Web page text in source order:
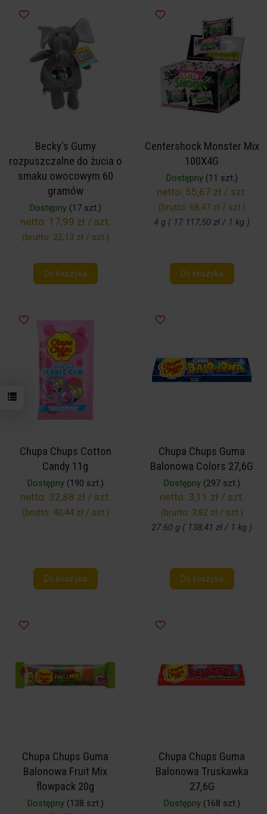
Becky's Gumy
rozpuszczalne do żucia o
smaku owocowym 60
gramów
Dostępny(17 szt.)
netto: 17,99 zł / szt.
(brutto: 22,13 zł / szt.)
Do koszyka
Centershock Monster Mix
100X4G
Dostępny(11 szt.)
netto: 55,67 zł / szt.
(brutto: 68,47 zł / szt.)
4 g ( 17 117,50 zł / 1 kg )
Do koszyka
Chupa Chups Cotton
Candy 11g
Dostępny(190 szt.)
netto: 32,88 zł / szt.
(brutto: 40,44 zł / szt.)
Do koszyka
Chupa Chups Guma
Balonowa Colors 27,6G
Dostępny(297 szt.)
netto: 3,11 zł / szt.
(brutto: 3,82 zł / szt.)
27.60 g ( 138,41 zł / 1 kg )
Do koszyka
Chupa Chups Guma
Balonowa Fruit Mix
flowpack 20g
Dostępny(138 szt.)
Chupa Chups Guma
Balonowa Truskawka
27,6G
Dostępny(168 szt.)